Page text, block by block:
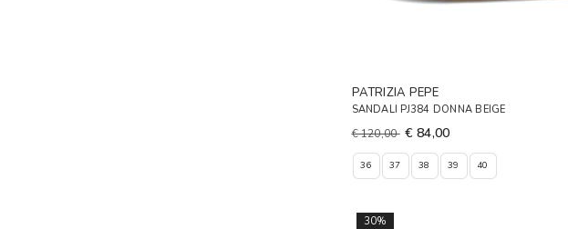
PATRIZIA PEPE
SANDALI PJ384 DONNA BEIGE
€ 120,00 € 84,00
36 37 38 39 40
30%